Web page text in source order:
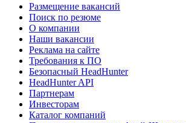
Размещение вакансий
Поиск по резюме
О компании
Наши вакансии
Реклама на сайте
Требования к ПО
Безопасный HeadHunter
HeadHunter API
Партнерам
Инвесторам
Каталог компаний